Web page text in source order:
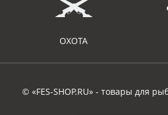
ОХОТА
© «FES-SHOP.RU» - товары для